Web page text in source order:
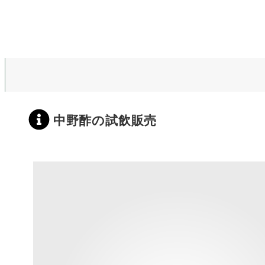
中野酢の試飲販売